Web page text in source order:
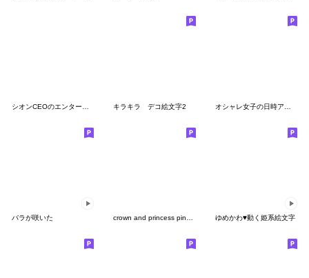
キラキラ デコ絵文字2
バラが咲いた ゆめかわ♥動く姫系絵文字